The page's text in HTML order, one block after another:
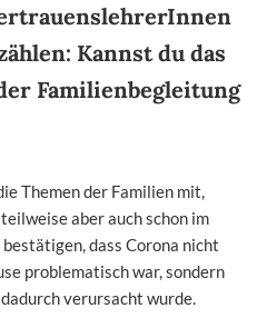
Kannst du das
Familienbegleitung
Themen der Familien mit,
aber auch schon im
dass Corona nicht
problematisch war, sondern
verursacht wurde.